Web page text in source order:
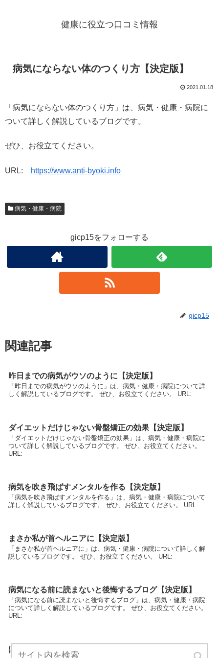
健康に役立つ口コミ情報
病気にならない体のつくり方【決定版】
2021.01.18
「病気にならない体のつくり方」は、病気・健康・病院に
ついて詳しく解説しているブログです。
ぜひ、お役立てください。
URL: https://www.anti-byoki.info
病気・健康・病院
gicp15をフォローする
gicp15
関連記事
昨日までの病気がウソのように【決定版】
「昨日までの病気がウソのように」は、病気・健康・病院について詳
しく解説しているブログです。 ぜひ、お役立てください。 URL:
ダイエットだけじゃない骨盤矯正の効果【決定版】
「ダイエットだけじゃない骨盤矯正の効果」は、病気・健康・病院に
ついて詳しく解説しているブログです。 ぜひ、お役立てください。
URL:
病気を吹き飛ばすメンタルを作る【決定版】
「病気を吹き飛ばすメンタルを作る」は、病気・健康・病院について
詳しく解説しているブログです。 ぜひ、お役立てください。 URL:
まさか私が首ヘルニアに【決定版】
「まさか私が首ヘルニアに」は、病気・健康・病院について詳しく解
説しているブログです。 ぜひ、お役立てください。 URL:
病気になる前に読まないと後悔するブログ【決定版】
「病気になる前に読まないと後悔するブログ」は、病気・健康・病院
について詳しく解説しているブログです。 ぜひ、お役立てください。
URL:
ほとんどの人が知らない病気に打ち勝つ秘訣【決定版】